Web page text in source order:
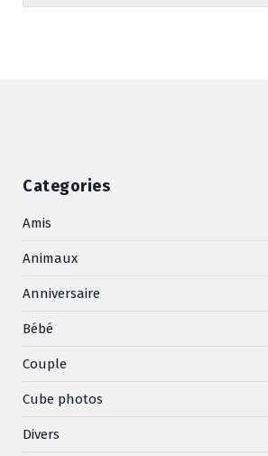
Categories
Amis
Animaux
Anniversaire
Bébé
Couple
Cube photos
Divers